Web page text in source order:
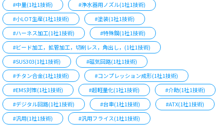
#中量(1社1技術)
#浄水器用ノズル(1社1技術)
#小LOT生産(1社1技術)
#塗装(1社1技術)
#ハーネス加工(1社1技術)
#特殊鋼(1社1技術)
#ビード加工，拡管加工，切削レス，角出し，(1社1技術)
#SUS303(1社1技術)
#磁気回路(1社1技術)
#チタン合金(1社1技術)
#コンプレッション成形(1社1技術)
#EMS対策(1社1技術)
#超軽量化(1社1技術)
#介助(1社1技術)
#デジタル回路(1社1技術)
#台車(1社1技術)
#ATX(1社1技術)
#汎用(1社1技術)
#汎用フライス(1社1技術)